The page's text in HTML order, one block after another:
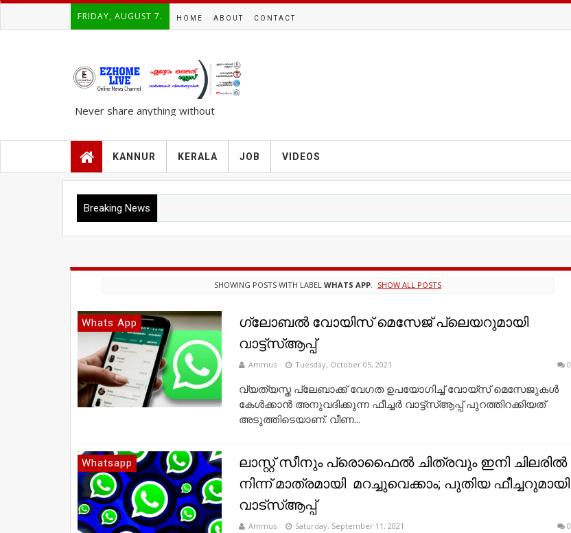
FRIDAY, AUGUST 7. HOME ABOUT CONTACT
Never share anything without
KANNUR KERALA JOB VIDEOS
Breaking News
SHOWING POSTS WITH LABEL WHATS APP. SHOW ALL POSTS
Whats App
ഗ്ലോബല്‍ വോയിസ് മെസേജ് പ്ലെയറുമായി
വാട്ട്‌സ്ആപ്പ്
Ammus Tuesday, October 05, 2021 0
വ്യത്യസ്ത പ്ലേബാക്ക് വേഗത ഉപയോഗിച്ച് വോയ്സ് മെസേജുകള്‍
കേള്‍ക്കാന്‍ അനുവദിക്കുന്ന ഫീച്ചര്‍ വാട്ട്‌സ്ആപ്പ് പുറത്തിറക്കിയത്
അടുത്തിടെയാണ്. വീണ...
Whatsapp
ലാസ്റ്റ്​ സീനും പ്രൊഫൈൽ ചിത്രവും ഇനി ചിലരിൽ
നിന്ന് മാത്രമായി​ ​ മറച്ചുവെക്കാം; പുതിയ ഫീച്ചറുമായി
വാട്​സ്​ആപ്പ്​
Ammus Saturday, September 11, 2021 0